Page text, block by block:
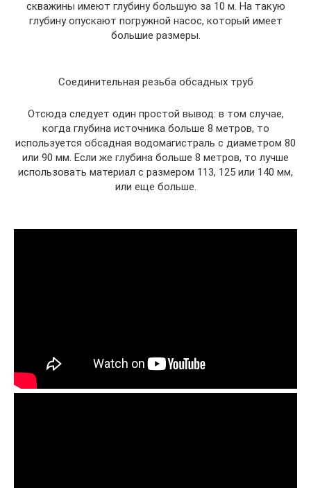
скважины имеют глубину большую за 10 м. На такую
глубину опускают погружной насос, который имеет
большие размеры.
Соединительная резьба обсадных труб
Отсюда следует один простой вывод: в том случае,
когда глубина источника больше 8 метров, то
используется обсадная водомагистраль с диаметром 80
или 90 мм. Если же глубина больше 8 метров, то лучше
использовать материал с размером 113, 125 или 140 мм,
или еще больше.